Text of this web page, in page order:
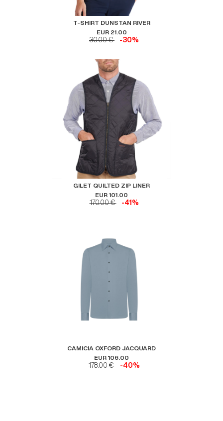
T-SHIRT DUNSTAN RIVER
EUR 21.00
30.00 € -30%
GILET QUILTED ZIP LINER
EUR 101.00
170.00 € -41%
CAMICIA OXFORD JACQUARD
EUR 106.00
178.00 € -40%